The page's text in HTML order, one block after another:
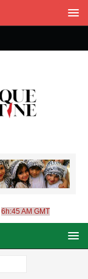
6h:45 AM GMT